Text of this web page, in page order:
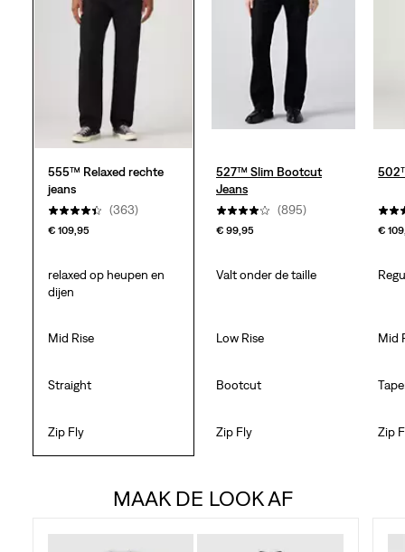
beoordelingen
555™ Relaxed rechte
jeans
(363)
€ 109,95
527™ Slim Bootcut
Jeans
(895)
€ 99,95 €
relaxed op heupen en
dijen
Valt onder de taille
Mid Rise Low Rise Mid
Straight Bootcut
Zip Fly Zip Fly Zip
MAAK DE LOOK AF